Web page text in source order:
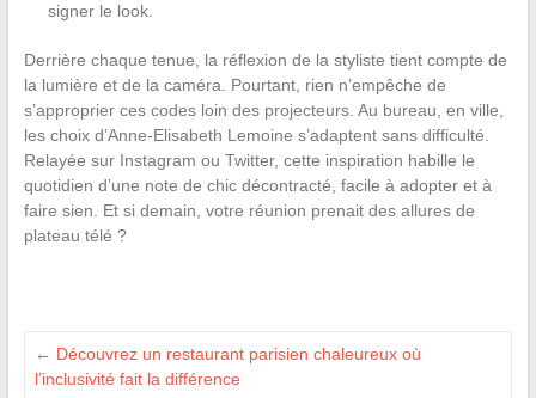
signer le look.
Derrière chaque tenue, la réflexion de la styliste tient compte de
la lumière et de la caméra. Pourtant, rien n’empêche de
s’approprier ces codes loin des projecteurs. Au bureau, en ville,
les choix d’Anne-Elisabeth Lemoine s’adaptent sans difficulté.
Relayée sur Instagram ou Twitter, cette inspiration habille le
quotidien d’une note de chic décontracté, facile à adopter et à
faire sien. Et si demain, votre réunion prenait des allures de
plateau télé ?
← Découvrez un restaurant parisien chaleureux où
l’inclusivité fait la différence